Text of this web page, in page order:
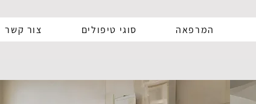
צור קשר סוגי טיפולים המרפאה